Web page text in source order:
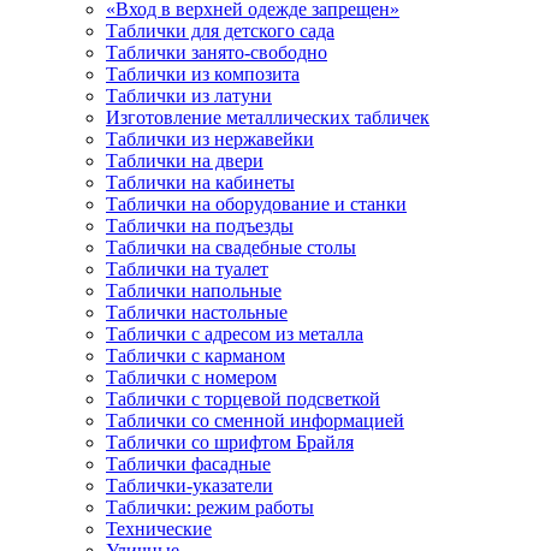
«Вход в верхней одежде запрещен»
Таблички для детского сада
Таблички занято-свободно
Таблички из композита
Таблички из латуни
Изготовление металлических табличек
Таблички из нержавейки
Таблички на двери
Таблички на кабинеты
Таблички на оборудование и станки
Таблички на подъезды
Таблички на свадебные столы
Таблички на туалет
Таблички напольные
Таблички настольные
Таблички с адресом из металла
Таблички с карманом
Таблички с номером
Таблички с торцевой подсветкой
Таблички со сменной информацией
Таблички со шрифтом Брайля
Таблички фасадные
Таблички-указатели
Таблички: режим работы
Технические